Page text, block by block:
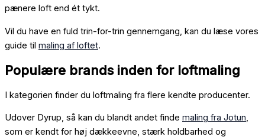
pænere loft end ét tykt.
Vil du have en fuld trin-for-trin gennemgang, kan du læse vores
guide til maling af loftet.
Populære brands inden for loftmaling
I kategorien finder du loftmaling fra flere kendte producenter.
Udover Dyrup, så kan du blandt andet finde maling fra Jotun,
som er kendt for høj dækkeevne, stærk holdbarhed og